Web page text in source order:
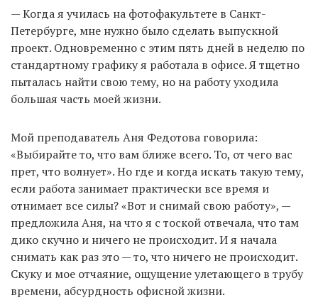
— Когда я училась на фотофакультете в Санкт-
Петербурге, мне нужно было сделать выпускной
проект. Одновременно с этим пять дней в неделю по
стандартному графику я работала в офисе. Я тщетно
пыталась найти свою тему, но на работу уходила
большая часть моей жизни.
Мой преподаватель Аня Федотова говорила:
«Выбирайте то, что вам ближе всего. То, от чего вас
прет, что волнует». Но где и когда искать такую тему,
если работа занимает практически все время и
отнимает все силы? «Вот и снимай свою работу», —
предложила Аня, на что я с тоской отвечала, что там
дико скучно и ничего не происходит. И я начала
снимать как раз это — то, что ничего не происходит.
Скуку и мое отчаяние, ощущение улетающего в трубу
времени, абсурдность офисной жизни.